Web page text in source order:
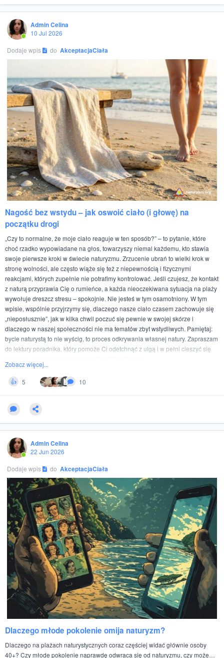
Admin Celina
10 Jul 2026
Dodaje wpis
do AkceptacjaCiała
Nagość bez wstydu – jak oswoić ciało (i głowę) na
początku drogi
„Czy to normalne, że moje ciało reaguje w ten sposób?” – to pytanie, które
choć rzadko wypowiadane na głos, towarzyszy niemal każdemu, kto stawia
swoje pierwsze kroki w świecie naturyzmu. Zrzucenie ubrań to wielki krok w
stronę wolności, ale często wiąże się też z niepewnością i fizycznymi
reakcjami, których zupełnie nie potrafimy kontrolować. Jeśli czujesz, że kontakt
z naturą przyprawia Cię o rumieńce, a każda nieoczekiwana sytuacja na plaży
wywołuje dreszcz stresu – spokojnie. Nie jesteś w tym osamotniony. W tym
wpisie, wspólnie przyjrzymy się, dlaczego nasze ciało czasem zachowuje się
„nieposłusznie”, jak w kilka chwil poczuć się pewnie w swojej skórze i
dlaczego w naszej społeczności nie ma tematów zbyt wstydliwych. Pamiętaj:
bycie naturystą to nie wyścig, to proces odkrywania własnej natury. Zapraszam
do lektury poradnika, który pomoże Ci odetchnąć z ulgą i w pełni cieszyć się
Zobacz więcej...
👍 5 L 10
Admin Celina
22 Jun 2026
Dodaje wpis
do AkceptacjaCiała
Dlaczego młode pokolenie omija naturyzm?
Dlaczego na plażach naturystycznych coraz częściej widać głównie osoby
40+? Czy młode pokolenie naprawdę odwraca się od naturyzmu, czy może…